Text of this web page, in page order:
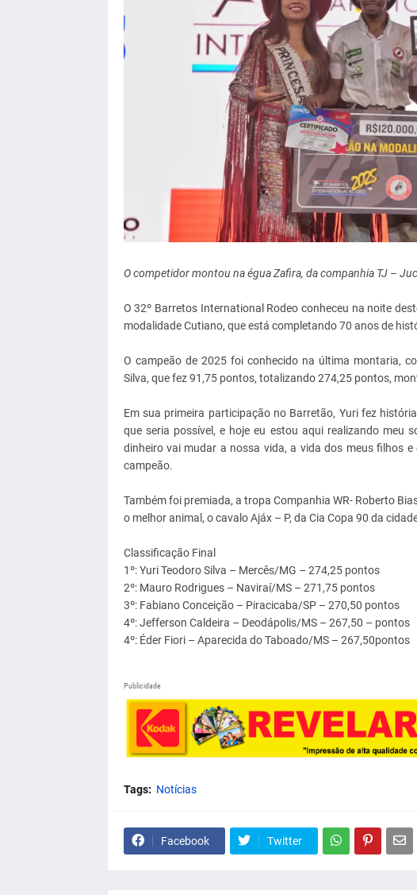
O competidor montou na égua Zafira, da companhia TJ –
O 32º Barretos International Rodeo conheceu na noite
modalidade Cutiano, que está completando 70 anos de
O campeão de 2025 foi conhecido na última montaria,
Silva, que fez 91,75 pontos, totalizando 274,25 pontos,
Em sua primeira participação no Barretão, Yuri fez
que seria possível, e hoje eu estou aqui realizando meu
dinheiro vai mudar a nossa vida, a vida dos meus filhos
campeão.
Também foi premiada, a tropa Companhia WR- Roberto
o melhor animal, o cavalo Ajáx – P, da Cia Copa 90 da
Classificação Final
1º: Yuri Teodoro Silva – Mercês/MG – 274,25 pontos
2º: Mauro Rodrigues – Naviraí/MS – 271,75 pontos
3º: Fabiano Conceição – Piracicaba/SP – 270,50 pontos
4º: Jefferson Caldeira – Deodápolis/MS – 267,50 – pontos
4º: Éder Fiori – Aparecida do Taboado/MS – 267,50pontos
Publicidade
Tags: Notícias
Facebook Twitter